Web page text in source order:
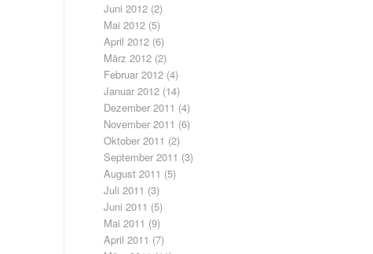
Juni 2012 (2)
Mai 2012 (5)
April 2012 (6)
März 2012 (2)
Februar 2012 (4)
Januar 2012 (14)
Dezember 2011 (4)
November 2011 (6)
Oktober 2011 (2)
September 2011 (3)
August 2011 (5)
Juli 2011 (3)
Juni 2011 (5)
Mai 2011 (9)
April 2011 (7)